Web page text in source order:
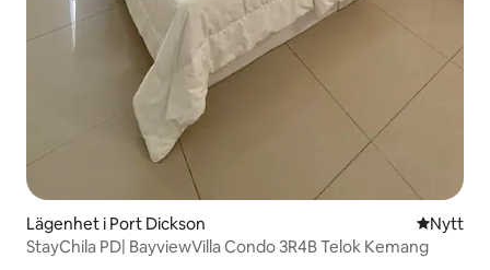
Lägenhet i Port Dickson NyttNytt
StayChila PD| BayviewVilla Condo 3R4B Telok Kemang